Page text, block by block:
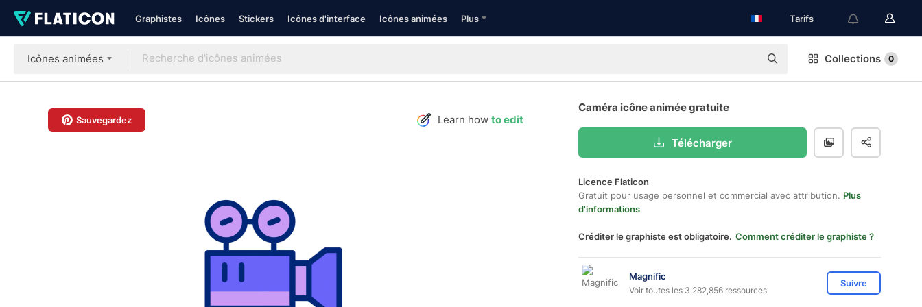
Graphistes Icônes Stickers Icônes d'interface Icônes animées Plus Tarifs
Icônes animées Collections 0
Sauvegardez Learn how to edit
Caméra icône animée gratuite
Télécharger
Licence Flaticon
Gratuit pour usage personnel et commercial avec attribution. Plus
d'informations
Créditer le graphiste est obligatoire. Comment créditer le graphiste ?
Magnific
Voir toutes les 3,282,856 ressources
Suivre